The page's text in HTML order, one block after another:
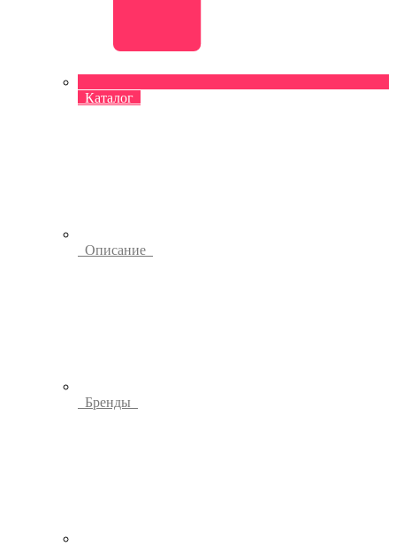
Каталог
Описание
Бренды